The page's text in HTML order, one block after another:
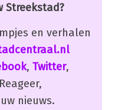
Streekstad?
en verhalen
, Twitter,
nieuws.